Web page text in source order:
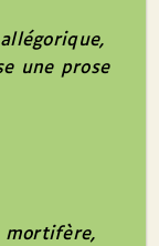
une prose
mortifère,